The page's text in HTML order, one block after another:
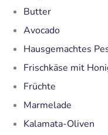
Butter
Avocado
Hausgemachtes
Frischkäse mit
Früchte
Marmelade
Kalamata-Oliven